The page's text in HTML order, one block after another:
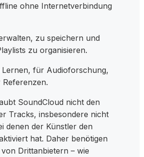
ohne Internetverbindung
zu speichern und
zu organisieren.
für Audioforschung,
Referenzen.
SoundCloud nicht den
Tracks, insbesondere nicht
denen der Künstler den
hat. Daher benötigen
Drittanbietern – wie